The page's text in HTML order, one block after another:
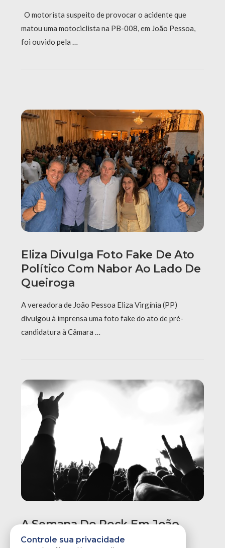
O motorista suspeito de provocar o acidente que
matou uma motociclista na PB-008, em João Pessoa,
foi ouvido pela …
Eliza Divulga Foto Fake De Ato
Político Com Nabor Ao Lado De
Queiroga
A vereadora de João Pessoa Eliza Virgínia (PP)
divulgou à imprensa uma foto fake do ato de pré-
candidatura à Câmara …
A Semana Do Rock Em João
Pessoa Promete Um Dos
Controle sua privacidade